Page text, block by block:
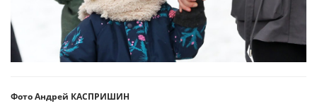
Фото Андрей КАСПРИШИН